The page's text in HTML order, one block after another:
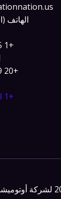
الهاتف
+1 689-333-8195
+20 10-6897-6239
+1 503-919-7733​